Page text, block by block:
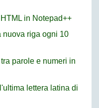
in Notepad++
nuova riga ogni 10
parole e numeri in
lettera latina di